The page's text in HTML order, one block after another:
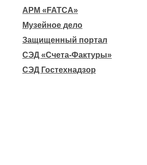
АРМ «FATCA»
Музейное дело
Защищенный портал
СЭД «Счета-Фактуры»
СЭД Гостехнадзор